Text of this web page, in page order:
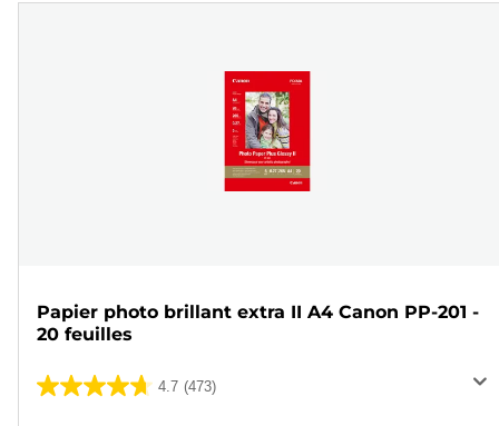
Papier photo brillant extra II A4 Canon PP-201 -
20 feuilles
4.7 (473)
4.7